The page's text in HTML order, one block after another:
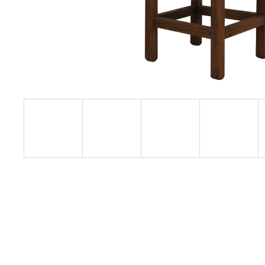
RUSTIKÁLNÍ ŽIDLE SWEET HOME SIL25